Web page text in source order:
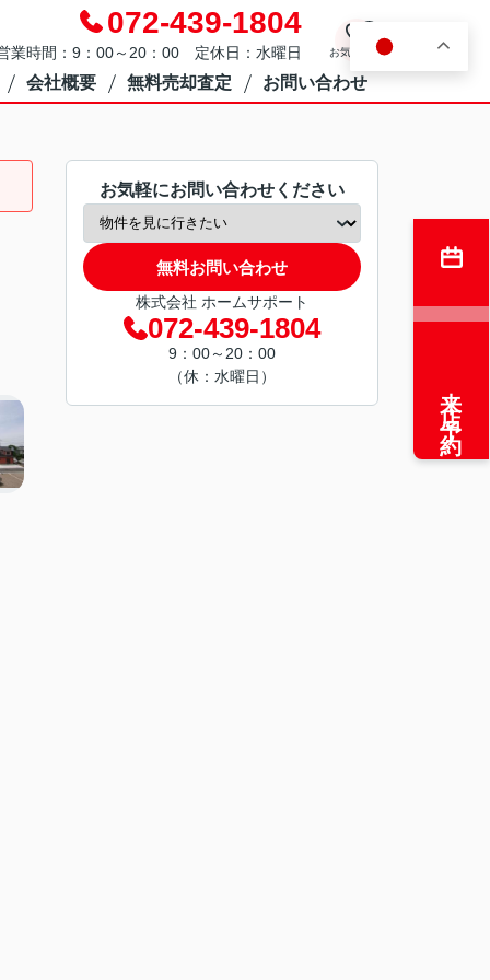
072-439-1804
業時間：9：00～20：00 定休日：水曜日 お気に入り
会社概要 無料売却査定 お問い合わせ
お気軽にお問い合わせください
無料お問い合わせ
株式会社 ホームサポート
072-439-1804
9：00～20：00
（休：水曜日）
来店予約